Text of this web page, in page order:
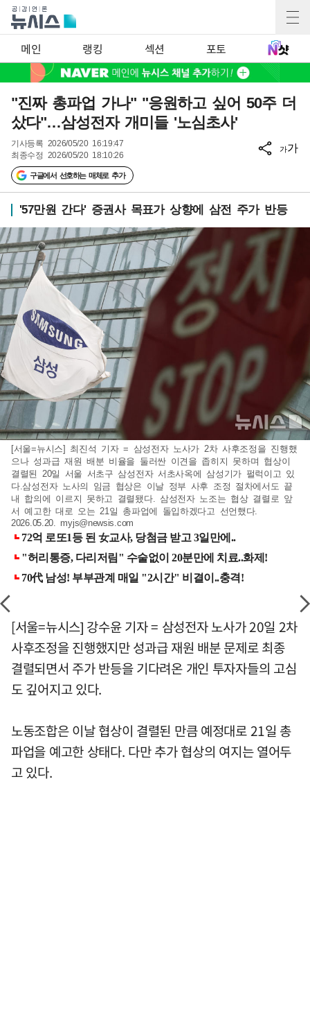
메인 랭킹 섹션 포토
"진짜 총파업 가나" "응원하고 싶어 50주 더
샀다"…삼성전자 개미들 '노심초사'
기사등록 2026/05/20 16:19:47
최종수정 2026/05/20 18:10:26
구글에서 선호하는 매체로 추가
가가
'57만원 간다' 증권사 목표가 상향에 삼전 주가 반등
[서울=뉴시스] 최진석 기자 = 삼성전자 노사가 2차 사후조정을 진행했
으나 성과급 재원 배분 비율을 둘러싼 이견을 좁히지 못하며 협상이
결렬된 20일 서울 서초구 삼성전자 서초사옥에 삼성기가 펄럭이고 있
다.삼성전자 노사의 임금 협상은 이날 정부 사후 조정 절차에서도 끝
내 합의에 이르지 못하고 결렬됐다. 삼성전자 노조는 협상 결렬로 앞
서 예고한 대로 오는 21일 총파업에 돌입하겠다고 선언했다.
2026.05.20. myjs@newsis.com
[서울=뉴시스] 강수윤 기자 = 삼성전자 노사가 20일 2차
사후조정을 진행했지만 성과급 재원 배분 문제로 최종
결렬되면서 주가 반등을 기다려온 개인 투자자들의 고심
도 깊어지고 있다.
노동조합은 이날 협상이 결렬된 만큼 예정대로 21일 총
파업을 예고한 상태다. 다만 추가 협상의 여지는 열어두
고 있다.